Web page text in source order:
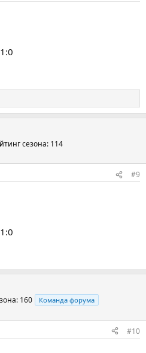
сезона: 114
#9
160 Команда форума
#10